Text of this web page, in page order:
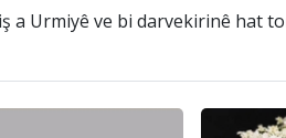
a Urmiyê ve bi darvekirinê hat